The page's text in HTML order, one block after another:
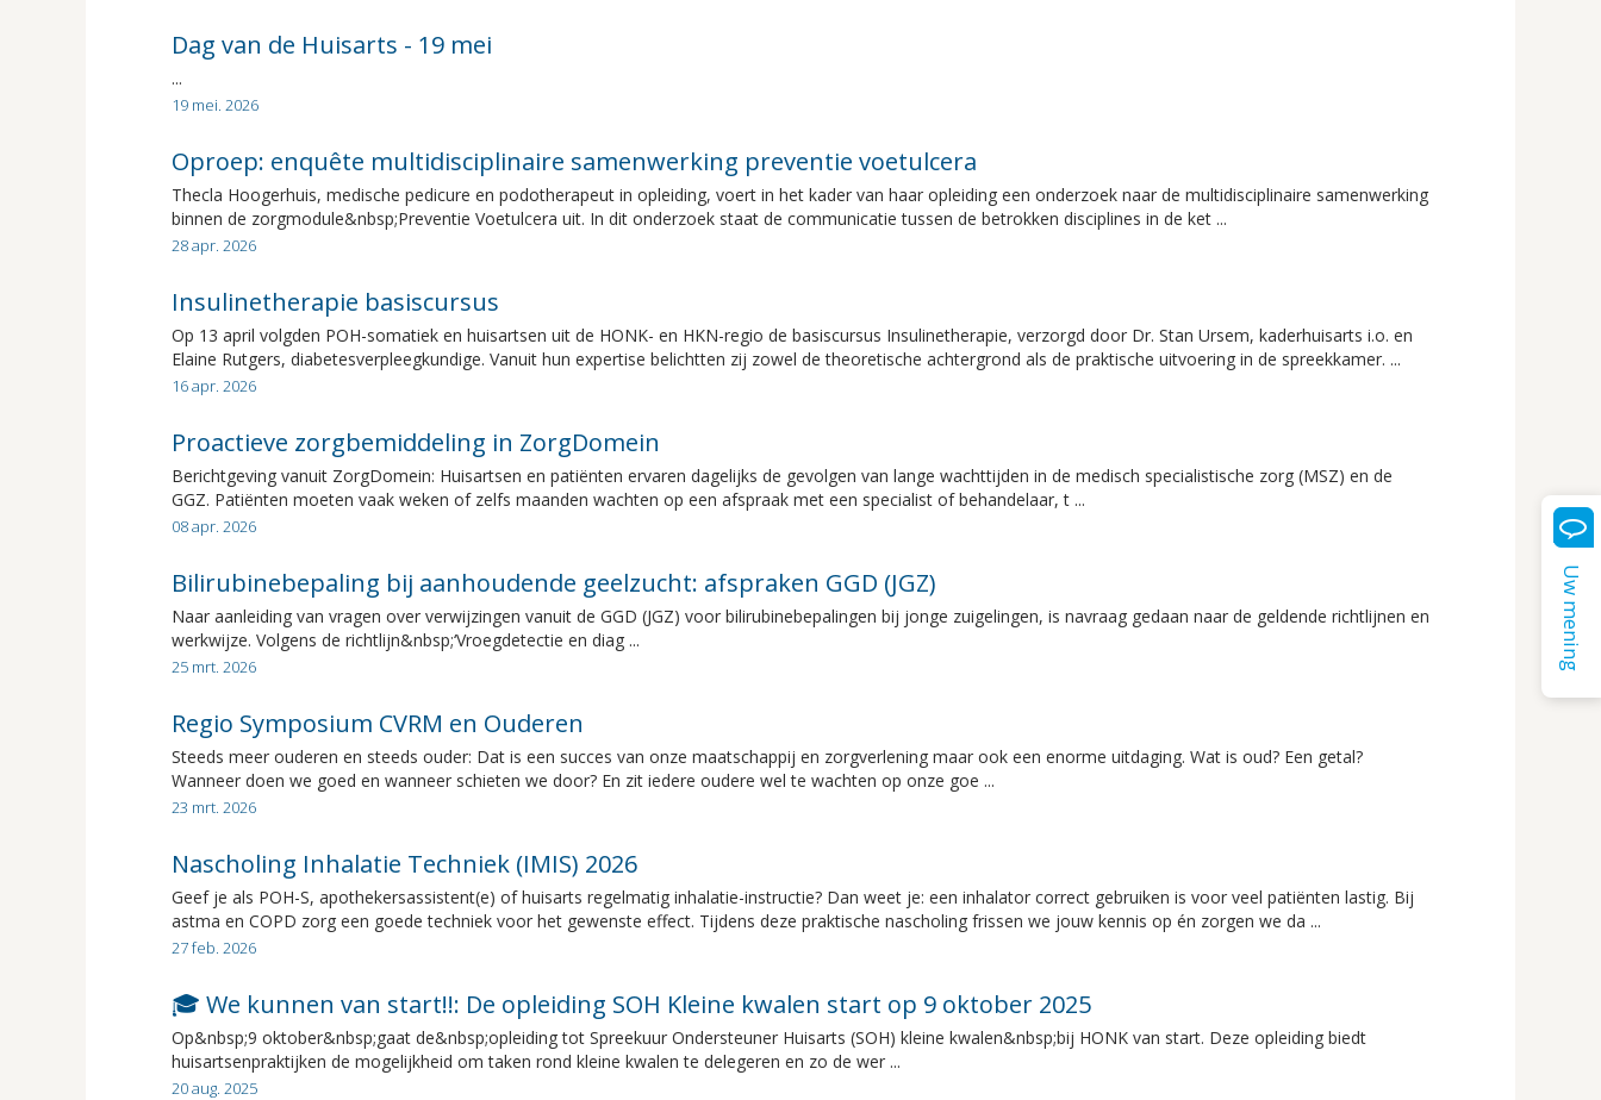
Uw mening
Dag van de Huisarts - 19 mei
...
19 mei. 2026
Oproep: enquête multidisciplinaire samenwerking preventie voetulcera
Thecla Hoogerhuis, medische pedicure en podotherapeut in opleiding, voert in het kader van haar opleiding een onderzoek naar de multidisciplinaire samenwerking
binnen de zorgmodule&nbsp;Preventie Voetulcera uit. In dit onderzoek staat de communicatie tussen de betrokken disciplines in de ket ...
28 apr. 2026
Insulinetherapie basiscursus
Op 13 april volgden POH-somatiek en huisartsen uit de HONK- en HKN-regio de basiscursus Insulinetherapie, verzorgd door Dr. Stan Ursem, kaderhuisarts i.o. en
Elaine Rutgers, diabetesverpleegkundige. Vanuit hun expertise belichtten zij zowel de theoretische achtergrond als de praktische uitvoering in de spreekkamer. ...
16 apr. 2026
Proactieve zorgbemiddeling in ZorgDomein
Berichtgeving vanuit ZorgDomein: Huisartsen en patiënten ervaren dagelijks de gevolgen van lange wachttijden in de medisch specialistische zorg (MSZ) en de
GGZ. Patiënten moeten vaak weken of zelfs maanden wachten op een afspraak met een specialist of behandelaar, t ...
08 apr. 2026
Bilirubinebepaling bij aanhoudende geelzucht: afspraken GGD (JGZ)
Naar aanleiding van vragen over verwijzingen vanuit de GGD (JGZ) voor bilirubinebepalingen bij jonge zuigelingen, is navraag gedaan naar de geldende richtlijnen en
werkwijze. Volgens de richtlijn&nbsp;‘Vroegdetectie en diag ...
25 mrt. 2026
Regio Symposium CVRM en Ouderen
Steeds meer ouderen en steeds ouder: Dat is een succes van onze maatschappij en zorgverlening maar ook een enorme uitdaging. Wat is oud? Een getal?
Wanneer doen we goed en wanneer schieten we door? En zit iedere oudere wel te wachten op onze goe ...
23 mrt. 2026
Nascholing Inhalatie Techniek (IMIS) 2026
Geef je als POH-S, apothekersassistent(e) of huisarts regelmatig inhalatie-instructie? Dan weet je: een inhalator correct gebruiken is voor veel patiënten lastig. Bij
astma en COPD zorg een goede techniek voor het gewenste effect. Tijdens deze praktische nascholing frissen we jouw kennis op én zorgen we da ...
27 feb. 2026
🎓 We kunnen van start!!: De opleiding SOH Kleine kwalen start op 9 oktober 2025
Op&nbsp;9 oktober&nbsp;gaat de&nbsp;opleiding tot Spreekuur Ondersteuner Huisarts (SOH) kleine kwalen&nbsp;bij HONK van start. Deze opleiding biedt
huisartsenpraktijken de mogelijkheid om taken rond kleine kwalen te delegeren en zo de wer ...
20 aug. 2025